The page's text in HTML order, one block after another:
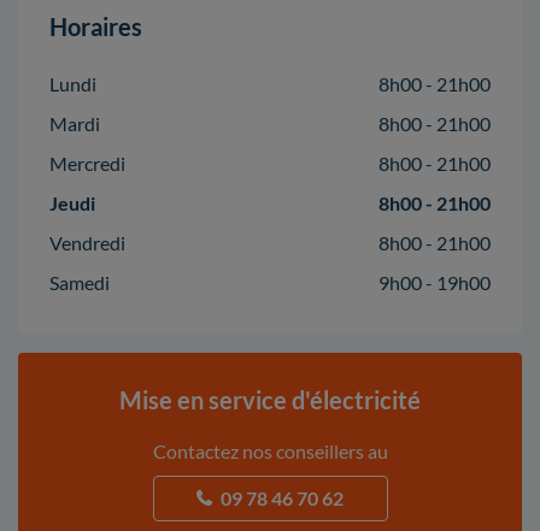
Horaires
Lundi
8h00 - 21h00
Mardi
8h00 - 21h00
Mercredi
8h00 - 21h00
Jeudi
8h00 - 21h00
Vendredi
8h00 - 21h00
Samedi
9h00 - 19h00
Mise en service d'électricité
Contactez nos conseillers au
09 78 46 70 62